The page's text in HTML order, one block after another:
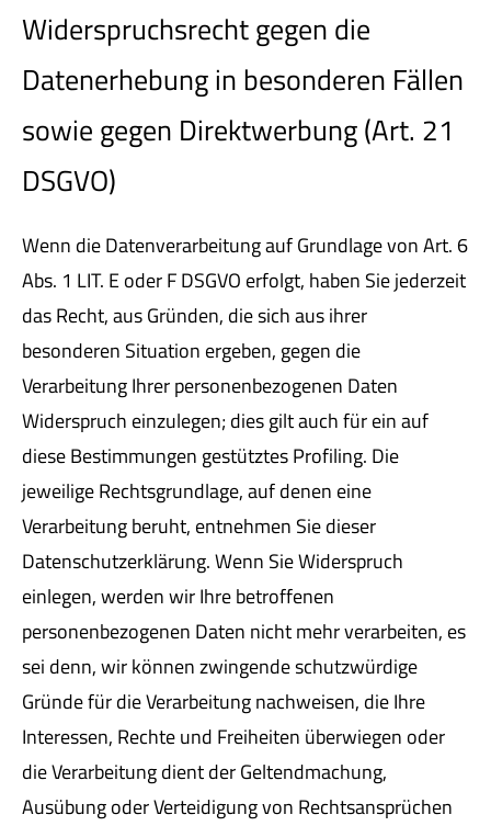
Widerspruchsrecht gegen die
Datenerhebung in besonderen Fällen
sowie gegen Direktwerbung (Art. 21
DSGVO)
Wenn die Datenverarbeitung auf Grundlage von Art. 6
Abs. 1 LIT. E oder F DSGVO erfolgt, haben Sie jederzeit
das Recht, aus Gründen, die sich aus ihrer
besonderen Situation ergeben, gegen die
Verarbeitung Ihrer personenbezogenen Daten
Widerspruch einzulegen; dies gilt auch für ein auf
diese Bestimmungen gestütztes Profiling. Die
jeweilige Rechtsgrundlage, auf denen eine
Verarbeitung beruht, entnehmen Sie dieser
Datenschutzerklärung. Wenn Sie Widerspruch
einlegen, werden wir Ihre betroffenen
personenbezogenen Daten nicht mehr verarbeiten, es
sei denn, wir können zwingende schutzwürdige
Gründe für die Verarbeitung nachweisen, die Ihre
Interessen, Rechte und Freiheiten überwiegen oder
die Verarbeitung dient der Geltendmachung,
Ausübung oder Verteidigung von Rechtsansprüchen